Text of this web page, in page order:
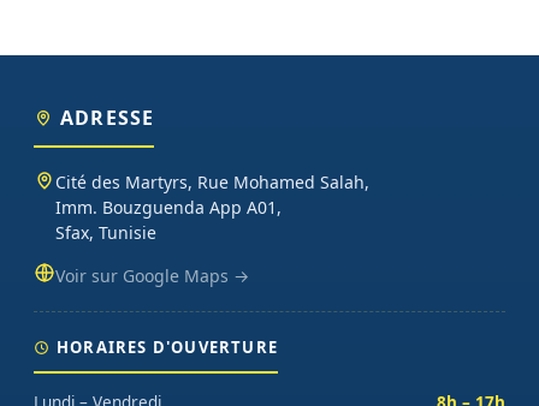
ADRESSE
Cité des Martyrs, Rue Mohamed Salah,
Imm. Bouzguenda App A01,
Sfax, Tunisie
Voir sur Google Maps →
HORAIRES D'OUVERTURE